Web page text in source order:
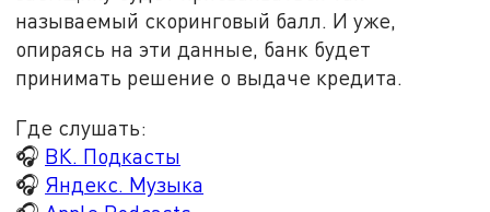
называемый скоринговый балл. И уже,
опираясь на эти данные, банк будет
принимать решение о выдаче кредита.
Где слушать:
🎧 ВК. Подкасты
🎧 Яндекс. Музыка